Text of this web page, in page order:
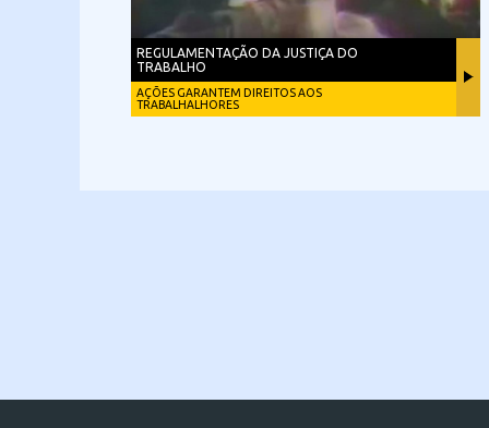
REGULAMENTAÇÃO DA JUSTIÇA DO
TRABALHO
AÇÕES GARANTEM DIREITOS AOS
TRABALHALHORES